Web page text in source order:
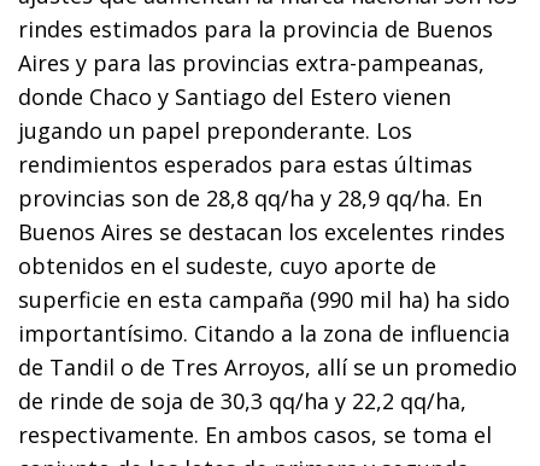
rindes estimados para la provincia de Buenos
Aires y para las provincias extra-pampeanas,
donde Chaco y Santiago del Estero vienen
jugando un papel preponderante. Los
rendimientos esperados para estas últimas
provincias son de 28,8 qq/ha y 28,9 qq/ha. En
Buenos Aires se destacan los excelentes rindes
obtenidos en el sudeste, cuyo aporte de
superficie en esta campaña (990 mil ha) ha sido
importantísimo. Citando a la zona de influencia
de Tandil o de Tres Arroyos, allí se un promedio
de rinde de soja de 30,3 qq/ha y 22,2 qq/ha,
respectivamente. En ambos casos, se toma el